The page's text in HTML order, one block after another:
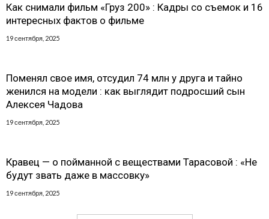
Как снимали фильм «Груз 200» : Кадры со съемок и 16
интересных фактов о фильме
19 сентября, 2025
Поменял свое имя, отсудил 74 млн у друга и тайно
женился на модели : как выглядит подросший сын
Алексея Чадова
19 сентября, 2025
Кравец — о пойманной с веществами Тарасовой : «Не
будут звать даже в массовку»
19 сентября, 2025